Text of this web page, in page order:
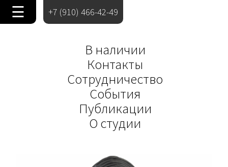
☰ +7 (910) 466-42-49
В наличии
Контакты
Сотрудничество
События
Публикации
О студии